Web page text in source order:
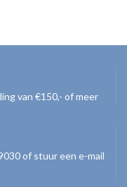
van €150,- of meer
of stuur een e-mail